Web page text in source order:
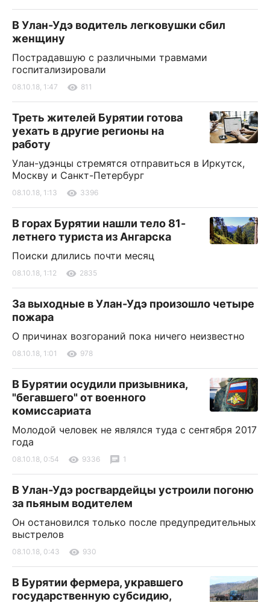
В Улан-Удэ водитель легковушки сбил
женщину
Пострадавшую с различными травмами
госпитализировали
08.10.18, 1:47 811
Треть жителей Бурятии готова
уехать в другие регионы на
работу
Улан-удэнцы стремятся отправиться в Иркутск,
Москву и Санкт-Петербург
08.10.18, 1:13 3396
В горах Бурятии нашли тело 81-
летнего туриста из Ангарска
Поиски длились почти месяц
08.10.18, 1:12 2835
За выходные в Улан-Удэ произошло четыре
пожара
О причинах возгораний пока ничего неизвестно
08.10.18, 1:01 978
В Бурятии осудили призывника,
"бегавшего" от военного
комиссариата
Молодой человек не являлся туда с сентября 2017
года
08.10.18, 0:54 9336 1
В Улан-Удэ росгвардейцы устроили погоню
за пьяным водителем
Он остановился только после предупредительных
выстрелов
08.10.18, 0:43 930
В Бурятии фермера, укравшего
государственную субсидию,